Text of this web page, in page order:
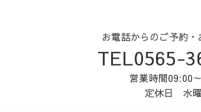
お電話からのご予約・
TEL0565-
営業時間09:00
定休日 水